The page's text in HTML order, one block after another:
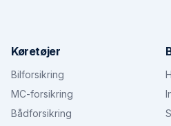
Køretøjer
Bilforsikring
MC-forsikring
Bådforsikring